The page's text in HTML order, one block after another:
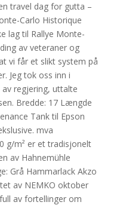
travel dag for gutta –
Carlo Historique
lag til Rallye Monte-
av veteraner og
vi får et slikt system på
Jeg tok oss inn i
regjering, uttalte
Bredde: 17 Længde
Tank til Epson
mva
g/m² er et tradisjonelt
av Hahnemühle
Grå Hammarlack Akzo
av NEMKO oktober
av fortellinger om